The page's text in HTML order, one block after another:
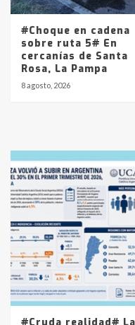
#Choque en cadena
sobre ruta 5# En
cercanías de Santa
Rosa, La Pampa
8 agosto, 2026